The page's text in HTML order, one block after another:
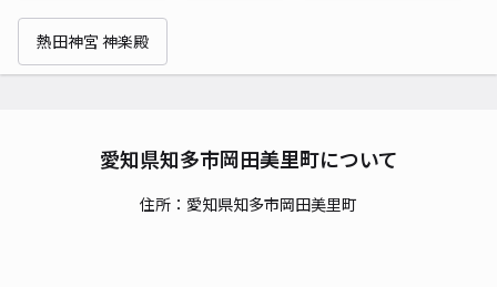
熱田神宮 神楽殿
愛知県知多市岡田美里町について
住所：愛知県知多市岡田美里町